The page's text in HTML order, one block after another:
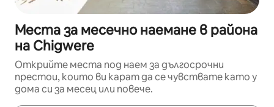
Места за месечно наемане в района
на Chigwere
Открийте места под наем за дългосрочни
престои, които ви карат да се чувствате като у
дома си за месец или повече.